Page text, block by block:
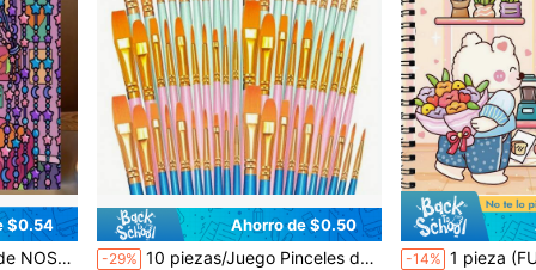
$0.54
un ambiente nostálgico. La opción perfecta para los amantes de la estética vintage.
en Papel Libros para colorear
Ahorro de $0.50
-29% 10 piezas/Juego Pinceles de pintura de acuarela de nailon, pinceles de pintura acrílica para aprendizaje y manualidades, regalo perfecto de Año Nuevo para estudiantes y artistas. Adecuado para pintura y artesanía, para estudiantes y adultos
-14% 1 pieza (FUZZY IN LOVE) Libro para colorear con encuadernación espiral Coco para adultos y adolescentes, papel grueso